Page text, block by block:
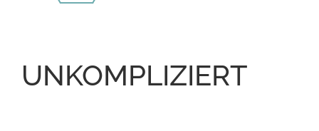
UNKOMPLIZIERT